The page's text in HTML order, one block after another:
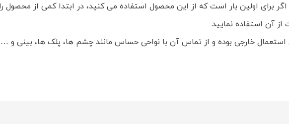
برای اولین بار است که از این محصول استفاده می کنید، در ابتدا کمی از
استعمال خارجی بوده و از تماس آن با نواحی حساس مانند چشم ها، پلک ها، بینی